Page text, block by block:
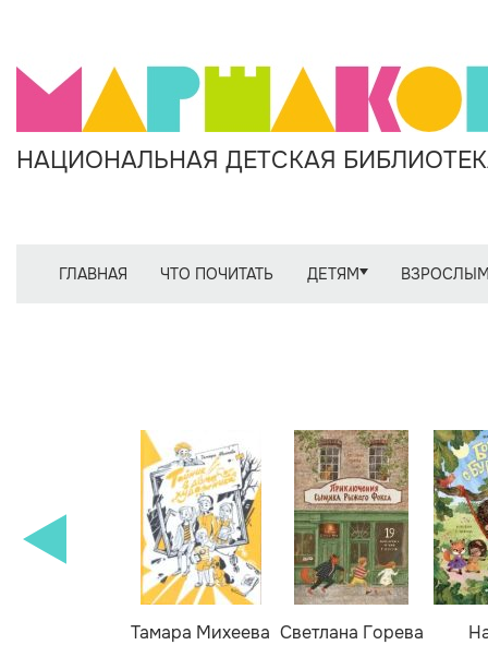
НАЦИОНАЛЬНАЯ ДЕТСКАЯ
ГЛАВНАЯ ЧТО ПОЧИТАТЬ ДЕТЯМ
Тамара Михеева Светлана Горева